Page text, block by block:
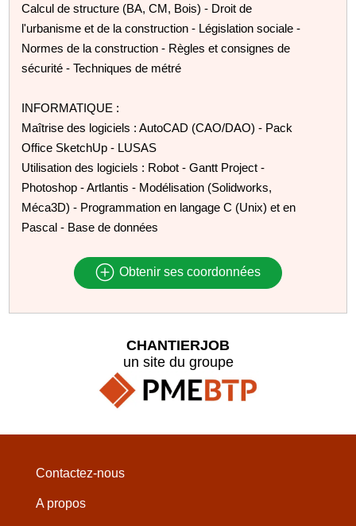
Calcul de structure (BA, CM, Bois) - Droit de
l'urbanisme et de la construction - Législation sociale -
Normes de la construction - Règles et consignes de
sécurité - Techniques de métré
INFORMATIQUE :
Maîtrise des logiciels : AutoCAD (CAO/DAO) - Pack
Office SketchUp - LUSAS
Utilisation des logiciels : Robot - Gantt Project -
Photoshop - Artlantis - Modélisation (Solidworks,
Méca3D) - Programmation en langage C (Unix) et en
Pascal - Base de données
Obtenir ses coordonnées
CHANTIERJOB
un site du groupe
Contactez-nous
A propos